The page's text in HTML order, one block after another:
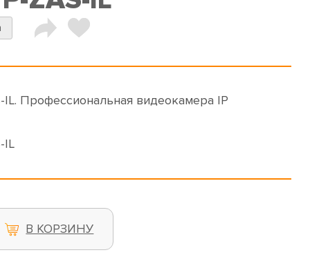
Профессиональная видеокамера IP
IL
В КОРЗИНУ